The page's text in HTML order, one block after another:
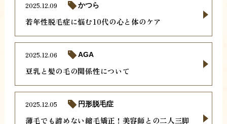
若年性脱毛症に悩む10代の心と体のケア
2025.12.09 かつら
豆乳と髪の毛の関係性について
2025.12.06 AGA
薄毛でも諦めない縮毛矯正！美容師との二人三脚
2025.12.05 円形脱毛症